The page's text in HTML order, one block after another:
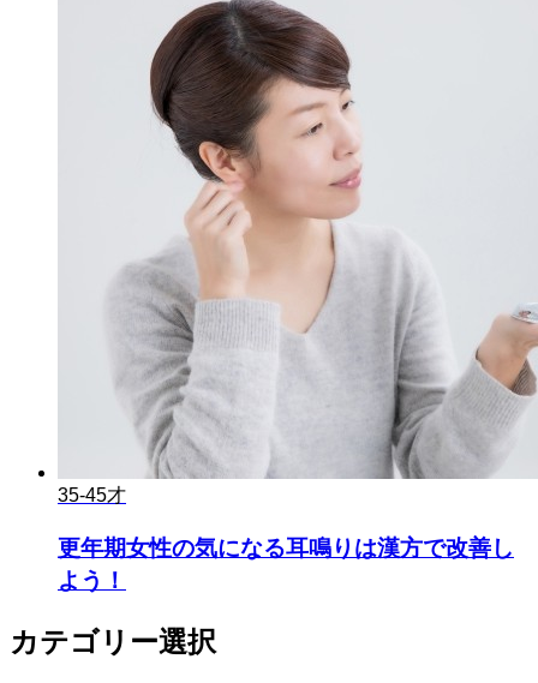
35-45才
更年期女性の気になる耳鳴りは漢方で改善し
よう！
カテゴリー選択